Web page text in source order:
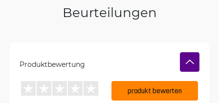
Beurteilungen
Produktbewertung
produkt bewerten